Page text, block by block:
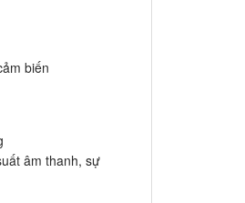
biến
âm thanh, sự